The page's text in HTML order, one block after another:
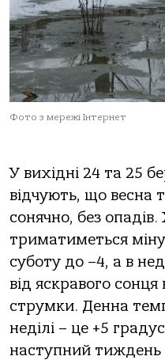
Фото з мережі Інтернет
У вихідні 24 та 25
відчують, що весна
сонячно, без
триматиметься
суботу до –4, а в
від яскравого сонця
струмки. Денна
неділі – це ­­+5
наступний